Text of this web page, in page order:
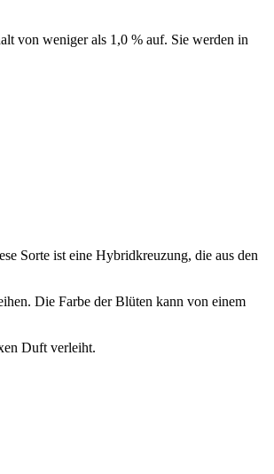
von weniger als 1,0 % auf. Sie werden in
Sorte ist eine Hybridkreuzung, die aus den
Die Farbe der Blüten kann von einem
Duft verleiht.